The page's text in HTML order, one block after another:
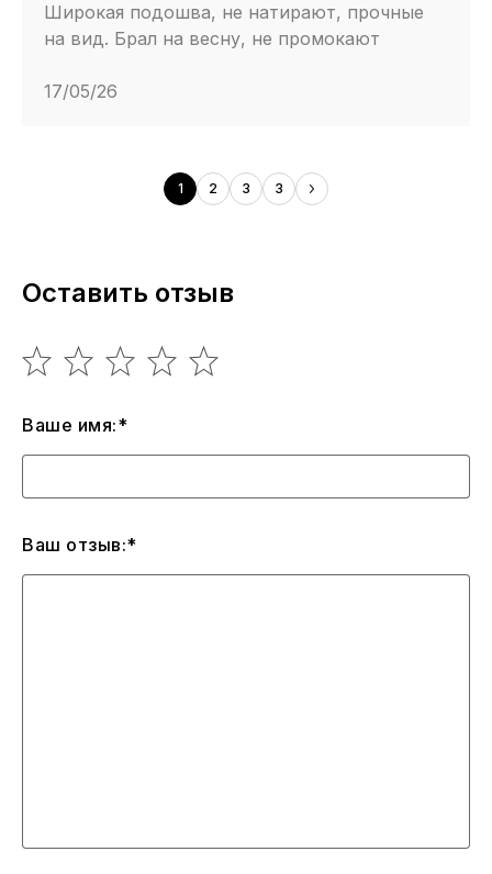
Широкая подошва, не натирают, прочные
на вид. Брал на весну, не промокают
17/05/26
1 2 3 3
Оставить отзыв
Ваше имя:*
Ваш отзыв:*